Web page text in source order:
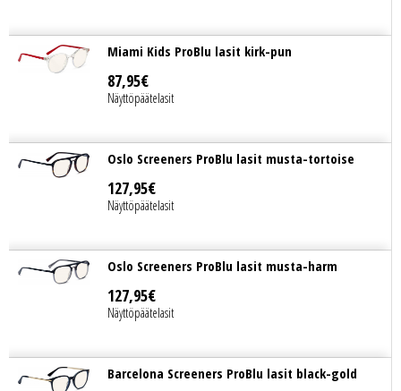
Miami Kids ProBlu lasit kirk-pun
87,95€
Näyttöpäätelasit
Oslo Screeners ProBlu lasit musta-tortoise
127,95€
Näyttöpäätelasit
Oslo Screeners ProBlu lasit musta-harm
127,95€
Näyttöpäätelasit
Barcelona Screeners ProBlu lasit black-gold